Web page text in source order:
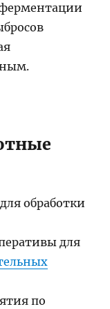
ферментации
обработки
для
по